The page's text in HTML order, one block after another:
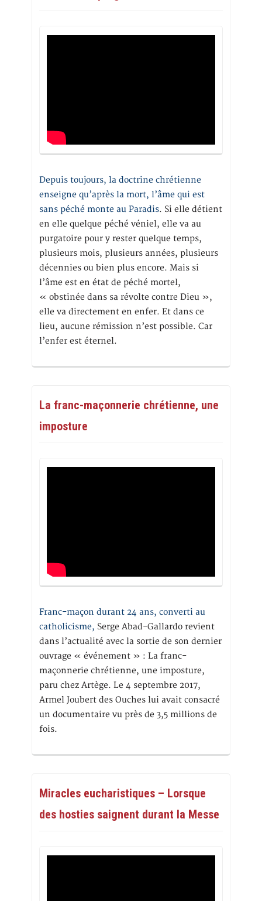
Depuis toujours, la doctrine chrétienne
enseigne qu’après la mort, l’âme qui est
sans péché monte au Paradis. Si elle détient
en elle quelque péché véniel, elle va au
purgatoire pour y rester quelque temps,
plusieurs mois, plusieurs années, plusieurs
décennies ou bien plus encore. Mais si
l’âme est en état de péché mortel,
« obstinée dans sa révolte contre Dieu »,
elle va directement en enfer. Et dans ce
lieu, aucune rémission n’est possible. Car
l’enfer est éternel.
La franc-maçonnerie chrétienne, une
imposture
Franc-maçon durant 24 ans, converti au
catholicisme, Serge Abad-Gallardo revient
dans l’actualité avec la sortie de son dernier
ouvrage « événement » : La franc-
maçonnerie chrétienne, une imposture,
paru chez Artège. Le 4 septembre 2017,
Armel Joubert des Ouches lui avait consacré
un documentaire vu près de 3,5 millions de
fois.
Miracles eucharistiques – Lorsque
des hosties saignent durant la Messe